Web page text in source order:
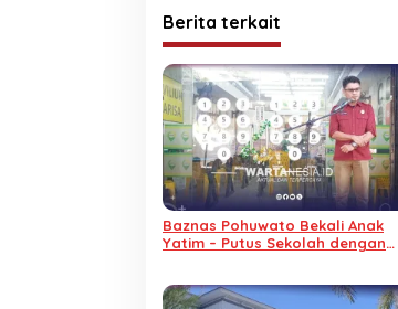
Berita terkait
Baznas Pohuwato Bekali Anak
Yatim – Putus Sekolah dengan